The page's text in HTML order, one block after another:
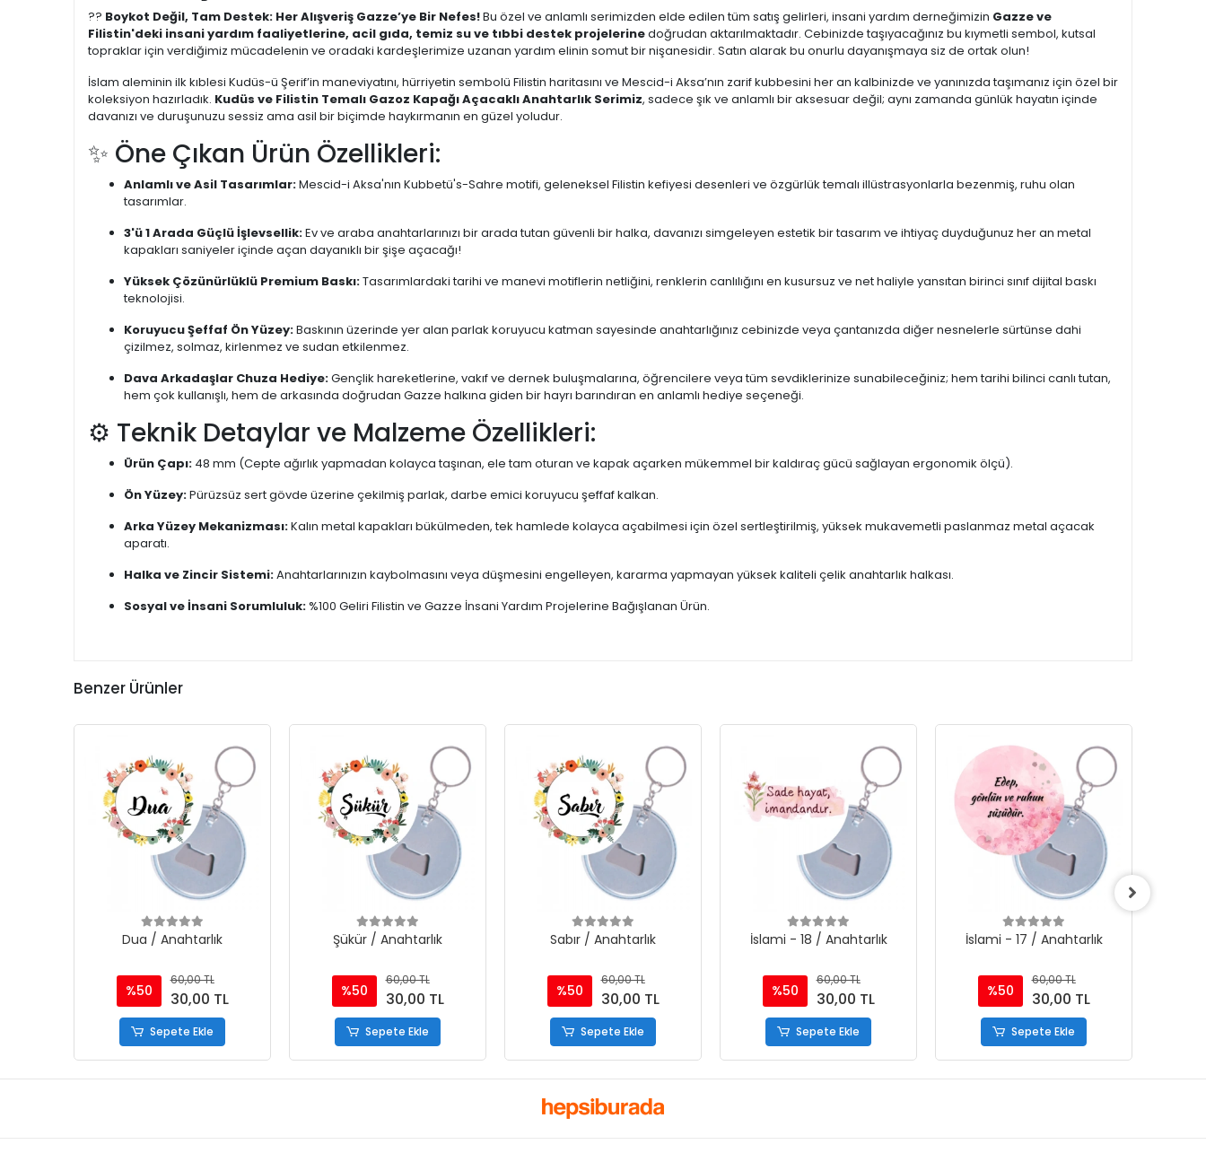
?? Boykot Değil, Tam Destek: Her Alışveriş Gazze’ye Bir Nefes!Bu özel ve anlamlı serimizden elde edilen tüm satış gelirleri, insani yardım derneğimizin Gazze ve
Filistin'deki insani yardım faaliyetlerine, acil gıda, temiz su ve tıbbi destek projelerinedoğrudan aktarılmaktadır. Cebinizde taşıyacağınız bu kıymetli sembol, kutsal
topraklar için verdiğimiz mücadelenin ve oradaki kardeşlerimize uzanan yardım elinin somut bir nişanesidir. Satın alarak bu onurlu dayanışmaya siz de ortak olun!
İslam aleminin ilk kıblesi Kudüs-ü Şerif’in maneviyatını, hürriyetin sembolü Filistin haritasını ve Mescid-i Aksa’nın zarif kubbesini her an kalbinizde ve yanınızda taşımanız için özel bir
koleksiyon hazırladık. Kudüs ve Filistin Temalı Gazoz Kapağı Açacaklı Anahtarlık Serimiz, sadece şık ve anlamlı bir aksesuar değil; aynı zamanda günlük hayatın içinde
davanızı ve duruşunuzu sessiz ama asil bir biçimde haykırmanın en güzel yoludur.
✨ Öne Çıkan Ürün Özellikleri:
Anlamlı ve Asil Tasarımlar:Mescid-i Aksa'nın Kubbetü's-Sahre motifi, geleneksel Filistin kefiyesi desenleri ve özgürlük temalı illüstrasyonlarla bezenmiş, ruhu olan
tasarımlar.
3'ü 1 Arada Güçlü İşlevsellik:Ev ve araba anahtarlarınızı bir arada tutan güvenli bir halka, davanızı simgeleyen estetik bir tasarım ve ihtiyaç duyduğunuz her an metal
kapakları saniyeler içinde açan dayanıklı bir şişe açacağı!
Yüksek Çözünürlüklü Premium Baskı:Tasarımlardaki tarihi ve manevi motiflerin netliğini, renklerin canlılığını en kusursuz ve net haliyle yansıtan birinci sınıf dijital baskı
teknolojisi.
Koruyucu Şeffaf Ön Yüzey:Baskının üzerinde yer alan parlak koruyucu katman sayesinde anahtarlığınız cebinizde veya çantanızda diğer nesnelerle sürtünse dahi
çizilmez, solmaz, kirlenmez ve sudan etkilenmez.
Dava Arkadaşlar Chuza Hediye:Gençlik hareketlerine, vakıf ve dernek buluşmalarına, öğrencilere veya tüm sevdiklerinize sunabileceğiniz; hem tarihi bilinci canlı tutan,
hem çok kullanışlı, hem de arkasında doğrudan Gazze halkına giden bir hayrı barındıran en anlamlı hediye seçeneği.
⚙️ Teknik Detaylar ve Malzeme Özellikleri:
Ürün Çapı: 48 mm (Cepte ağırlık yapmadan kolayca taşınan, ele tam oturan ve kapak açarken mükemmel bir kaldıraç gücü sağlayan ergonomik ölçü).
Ön Yüzey:Pürüzsüz sert gövde üzerine çekilmiş parlak, darbe emici koruyucu şeffaf kalkan.
Arka Yüzey Mekanizması:Kalın metal kapakları bükülmeden, tek hamlede kolayca açabilmesi için özel sertleştirilmiş, yüksek mukavemetli paslanmaz metal açacak
aparatı.
Halka ve Zincir Sistemi:Anahtarlarınızın kaybolmasını veya düşmesini engelleyen, kararma yapmayan yüksek kaliteli çelik anahtarlık halkası.
Sosyal ve İnsani Sorumluluk: %100 Geliri Filistin ve Gazze İnsani Yardım Projelerine Bağışlanan Ürün.
Benzer Ürünler
Dua / Anahtarlık
%50
60,00 TL
30,00 TL
Sepete Ekle
Şükür / Anahtarlık
%50
60,00 TL
30,00 TL
Sepete Ekle
Sabır / Anahtarlık
%50
60,00 TL
30,00 TL
Sepete Ekle
İslami - 18 / Anahtarlık
%50
60,00 TL
30,00 TL
Sepete Ekle
İslami - 17 / Anahtarlık
%50
60,00 TL
30,00 TL
Sepete Ekle